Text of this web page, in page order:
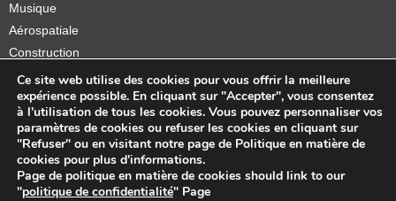
Musique
Aérospatiale
Construction
Orthèses et prothèses
Startups
Copyright © 2026 Sidekick Interactive Inc.
Ce site web utilise des cookies pour vous offrir la meilleure
expérience possible. En cliquant sur "Accepter", vous consentez
à l'utilisation de tous les cookies. Vous pouvez personnaliser vos
paramètres de cookies ou refuser les cookies en cliquant sur
"Refuser" ou en visitant notre page de Politique en matière de
cookies pour plus d'informations.
Page de politique en matière de cookies should link to our
"politique de confidentialité" Page